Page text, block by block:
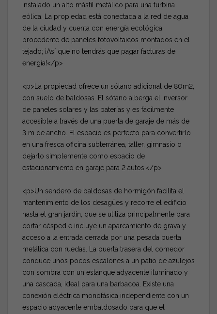
instalado un alto mástil metálico para una turbina
eólica. La propiedad está conectada a la red de agua
de la ciudad y cuenta con energía ecológica
procedente de paneles fotovoltaicos montados en el
tejado; ¡Así que no tendrás que pagar facturas de
energía!</p>
<p>La propiedad ofrece un sótano adicional de 80m2,
con suelo de baldosas. El sótano alberga el inversor
de paneles solares y las baterías y es fácilmente
accesible a través de una puerta de garaje de más de
3 m de ancho. El espacio es perfecto para convertirlo
en una fresca oficina subterránea, taller, gimnasio o
dejarlo simplemente como espacio de
estacionamiento en garaje para 2 autos.</p>
<p>Un sendero de baldosas de hormigón facilita el
mantenimiento de los desagües y recorre el edificio
hasta el gran jardín, que se utiliza principalmente para
cortar césped e incluye un aparcamiento de grava y
acceso a la entrada cerrada por una pesada puerta
metálica con ruedas. La puerta trasera del comedor
conduce unos pocos escalones a un patio de azulejos
con sombra con un estanque adyacente iluminado y
una cascada, ideal para una barbacoa. Existe una
conexión eléctrica monofásica independiente con un
espacio adyacente embaldosado para que el